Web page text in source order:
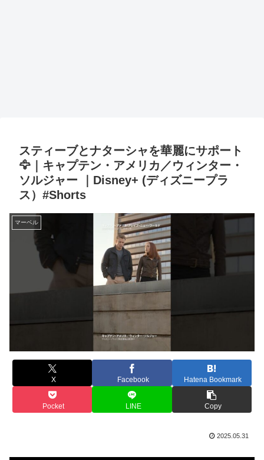
スティーブとナターシャを華麗にサポート
🦅｜キャプテン・アメリカ／ウィンター・
ソルジャー ｜Disney+ (ディズニープラ
ス）#Shorts
マーベル
X Facebook Hatena Bookmark
Pocket LINE Copy
2025.05.31